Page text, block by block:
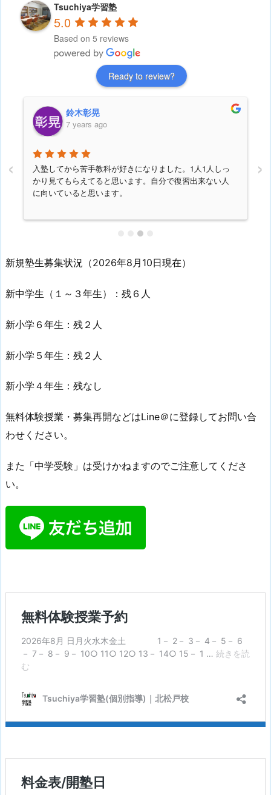
Tsuchiya学習塾
5.0
Based on 5 reviews
Ready to review?
鈴木彰晃
7 years ago
入塾してから苦手教科が好きになりました。1人1人しっ
かり見てもらえてると思います。自分で復習出来ない人
に向いていると思います。
‹ ›
新規塾生募集状況（2026年8月10日現在）
新中学生（１～３年生）：残６人
新小学６年生：残２人
新小学５年生：残２人
新小学４年生：残なし
無料体験授業・募集再開などはLine＠に登録してお問い合
わせください。
また「中学受験」は受けかねますのでご注意してくださ
い。